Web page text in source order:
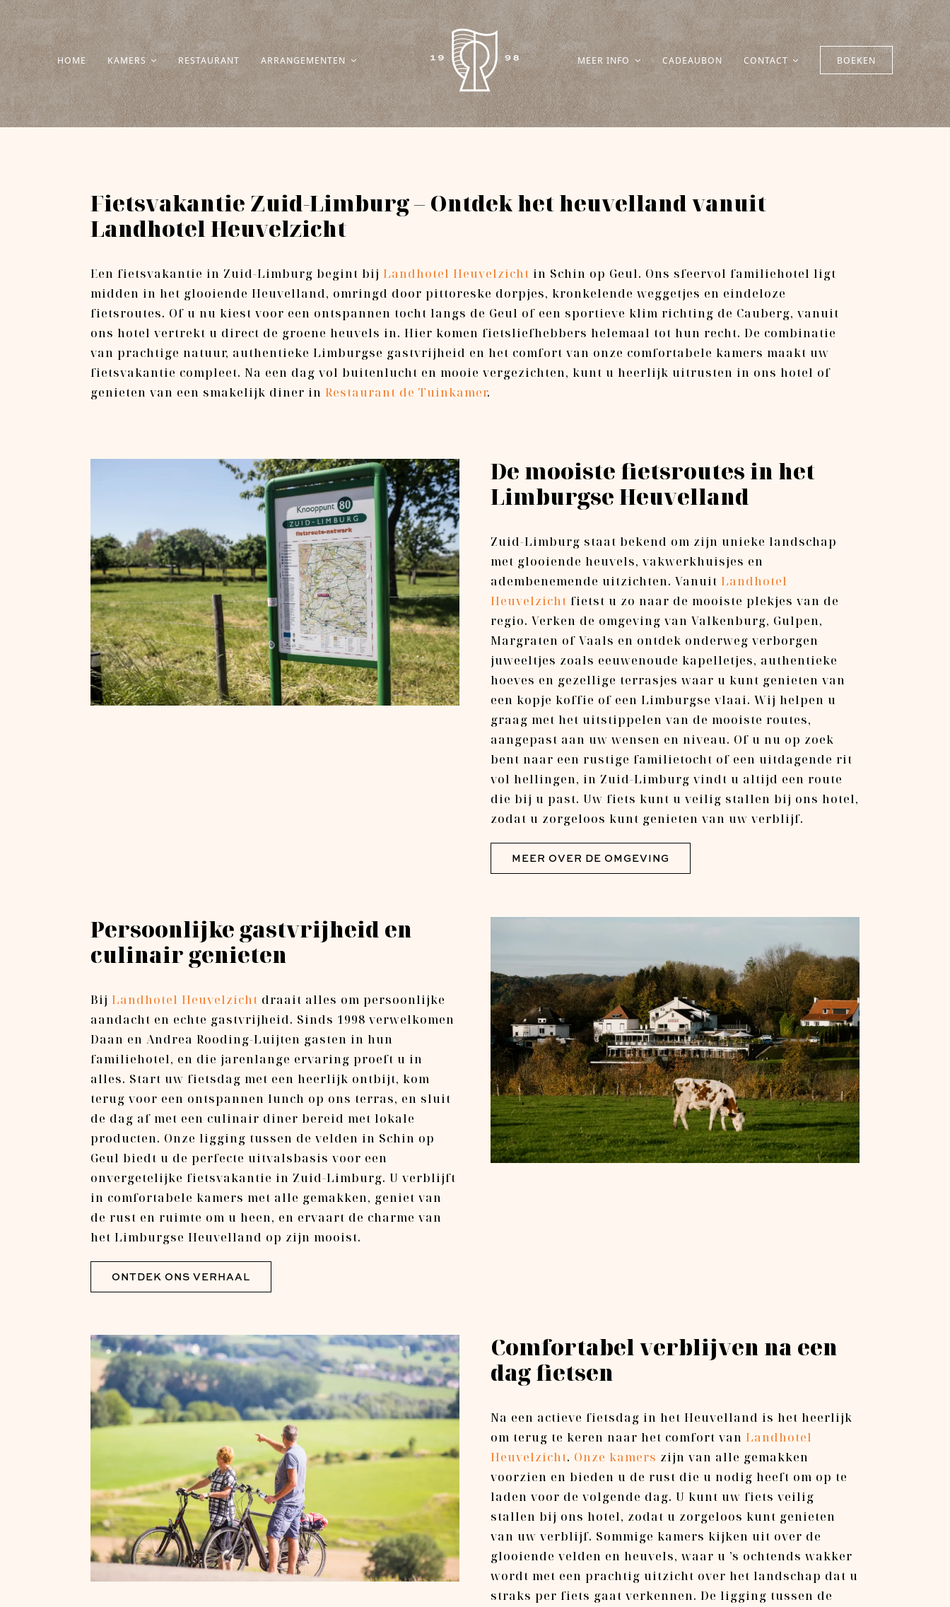
Ga
naar
inhoud
HOME KAMERS RESTAURANT ARRANGEMENTEN MEER INFO CADEAUBON CONTACT BOEKEN
Fietsvakantie Zuid-Limburg – Ontdek het heuvelland vanuit
Landhotel Heuvelzicht
Een fietsvakantie in Zuid-Limburg begint bij Landhotel Heuvelzicht in Schin op Geul. Ons sfeervol familiehotel ligt
midden in het glooiende Heuvelland, omringd door pittoreske dorpjes, kronkelende weggetjes en eindeloze
fietsroutes. Of u nu kiest voor een ontspannen tocht langs de Geul of een sportieve klim richting de Cauberg, vanuit
ons hotel vertrekt u direct de groene heuvels in. Hier komen fietsliefhebbers helemaal tot hun recht. De combinatie
van prachtige natuur, authentieke Limburgse gastvrijheid en het comfort van onze comfortabele kamers maakt uw
fietsvakantie compleet. Na een dag vol buitenlucht en mooie vergezichten, kunt u heerlijk uitrusten in ons hotel of
genieten van een smakelijk diner in Restaurant de Tuinkamer.
De mooiste fietsroutes in het
Limburgse Heuvelland
Zuid-Limburg staat bekend om zijn unieke landschap
met glooiende heuvels, vakwerkhuisjes en
adembenemende uitzichten. Vanuit Landhotel
Heuvelzicht fietst u zo naar de mooiste plekjes van de
regio. Verken de omgeving van Valkenburg, Gulpen,
Margraten of Vaals en ontdek onderweg verborgen
juweeltjes zoals eeuwenoude kapelletjes, authentieke
hoeves en gezellige terrasjes waar u kunt genieten van
een kopje koffie of een Limburgse vlaai. Wij helpen u
graag met het uitstippelen van de mooiste routes,
aangepast aan uw wensen en niveau. Of u nu op zoek
bent naar een rustige familietocht of een uitdagende rit
vol hellingen, in Zuid-Limburg vindt u altijd een route
die bij u past. Uw fiets kunt u veilig stallen bij ons hotel,
zodat u zorgeloos kunt genieten van uw verblijf.
MEER OVER DE OMGEVING
Persoonlijke gastvrijheid en
culinair genieten
Bij Landhotel Heuvelzicht draait alles om persoonlijke
aandacht en echte gastvrijheid. Sinds 1998 verwelkomen
Daan en Andrea Rooding-Luijten gasten in hun
familiehotel, en die jarenlange ervaring proeft u in
alles. Start uw fietsdag met een heerlijk ontbijt, kom
terug voor een ontspannen lunch op ons terras, en sluit
de dag af met een culinair diner bereid met lokale
producten. Onze ligging tussen de velden in Schin op
Geul biedt u de perfecte uitvalsbasis voor een
onvergetelijke fietsvakantie in Zuid-Limburg. U verblijft
in comfortabele kamers met alle gemakken, geniet van
de rust en ruimte om u heen, en ervaart de charme van
het Limburgse Heuvelland op zijn mooist.
ONTDEK ONS VERHAAL
Comfortabel verblijven na een
dag fietsen
Na een actieve fietsdag in het Heuvelland is het heerlijk
om terug te keren naar het comfort van Landhotel
Heuvelzicht. Onze kamers zijn van alle gemakken
voorzien en bieden u de rust die u nodig heeft om op te
laden voor de volgende dag. U kunt uw fiets veilig
stallen bij ons hotel, zodat u zorgeloos kunt genieten
van uw verblijf. Sommige kamers kijken uit over de
glooiende velden en heuvels, waar u ’s ochtends wakker
wordt met een prachtig uitzicht over het landschap dat u
straks per fiets gaat verkennen. De ligging tussen de